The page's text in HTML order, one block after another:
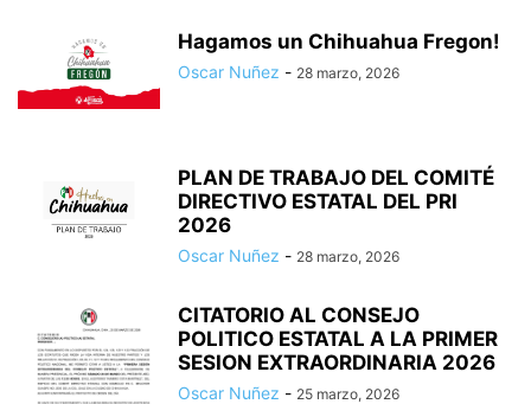
Hagamos un Chihuahua Fregon!
Oscar Nuñez - 28 marzo, 2026
PLAN DE TRABAJO DEL COMITÉ
DIRECTIVO ESTATAL DEL PRI
2026
Oscar Nuñez - 28 marzo, 2026
CITATORIO AL CONSEJO
POLITICO ESTATAL A LA PRIMER
SESION EXTRAORDINARIA 2026
Oscar Nuñez - 25 marzo, 2026